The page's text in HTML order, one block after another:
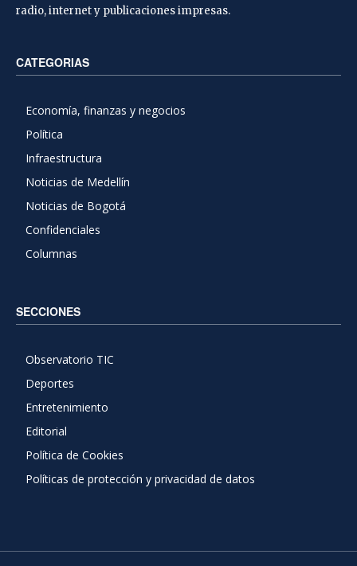
radio, internet y publicaciones impresas.
CATEGORIAS
Economía, finanzas y negocios
Política
Infraestructura
Noticias de Medellín
Noticias de Bogotá
Confidenciales
Columnas
SECCIONES
Observatorio TIC
Deportes
Entretenimiento
Editorial
Política de Cookies
Políticas de protección y privacidad de datos